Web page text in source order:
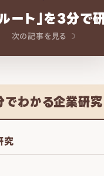
ルート」を3分で
次の記事を見る
でわかる企業研究
究